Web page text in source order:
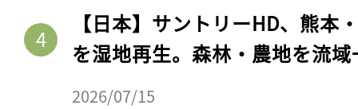
【日本】サントリーHD、熊本
を湿地再生。森林・農地を流
2026/07/15